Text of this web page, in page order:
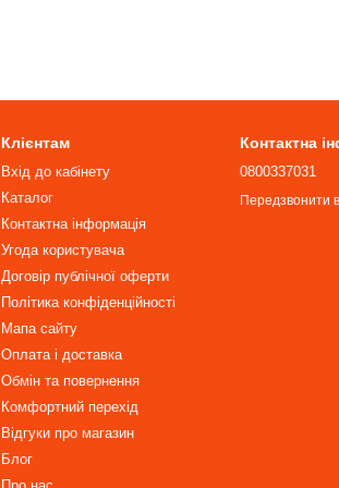
Клієнтам
Вхід до кабінету
Каталог
Контактна інформація
Угода користувача
Договір публічної оферти
Політика конфіденційності
Мапа сайту
Оплата і доставка
Обмін та повернення
Комфортний перехід
Відгуки про магазин
Блог
Контактна
0800337031
Передзвонити